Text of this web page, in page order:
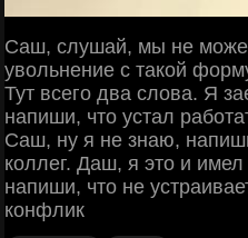
Саш, слушай, мы не
увольнение с такой
Тут всего два слова. Я
напиши, что устал
Саш, ну я не знаю,
коллег. Даш, я это и
напиши, что не
конфлик